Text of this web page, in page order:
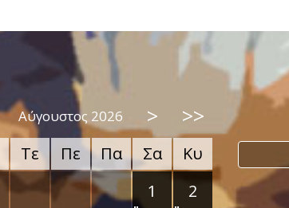
Αύγουστος 2026 > >>
Τε Πε Πα Σα
Κυ
1
2